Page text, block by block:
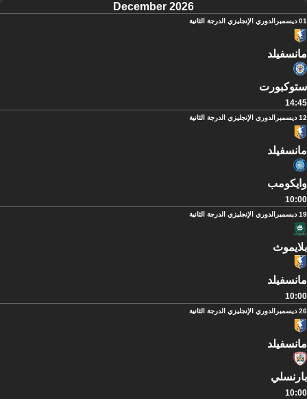
December 2026
01 ديسمبر الدوري الإنجليزي الدرجة الثانية
مانسفيلد
ستوكبورت
14:45
12 ديسمبر الدوري الإنجليزي الدرجة الثانية
مانسفيلد
وايكومب
10:00
19 ديسمبر الدوري الإنجليزي الدرجة الثانية
بلايموث
مانسفيلد
10:00
26 ديسمبر الدوري الإنجليزي الدرجة الثانية
مانسفيلد
بارنسلي
10:00